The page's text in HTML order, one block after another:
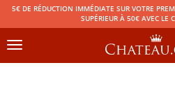
5€ DE RÉDUCTION IMMÉDIATE SUR VOTRE
SUPÉRIEUR À 50€ AVEC LE
Toggle